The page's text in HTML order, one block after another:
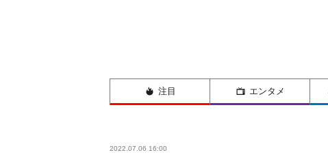
注目 エンタメ
2022.07.06 16:00